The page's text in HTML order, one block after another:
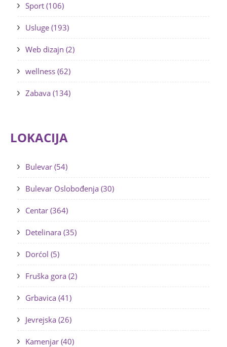
Sport (106)
Usluge (193)
Web dizajn (2)
wellness (62)
Zabava (134)
LOKACIJA
Bulevar (54)
Bulevar Oslobođenja (30)
Centar (364)
Detelinara (35)
Dorćol (5)
Fruška gora (2)
Grbavica (41)
Jevrejska (26)
Kamenjar (40)